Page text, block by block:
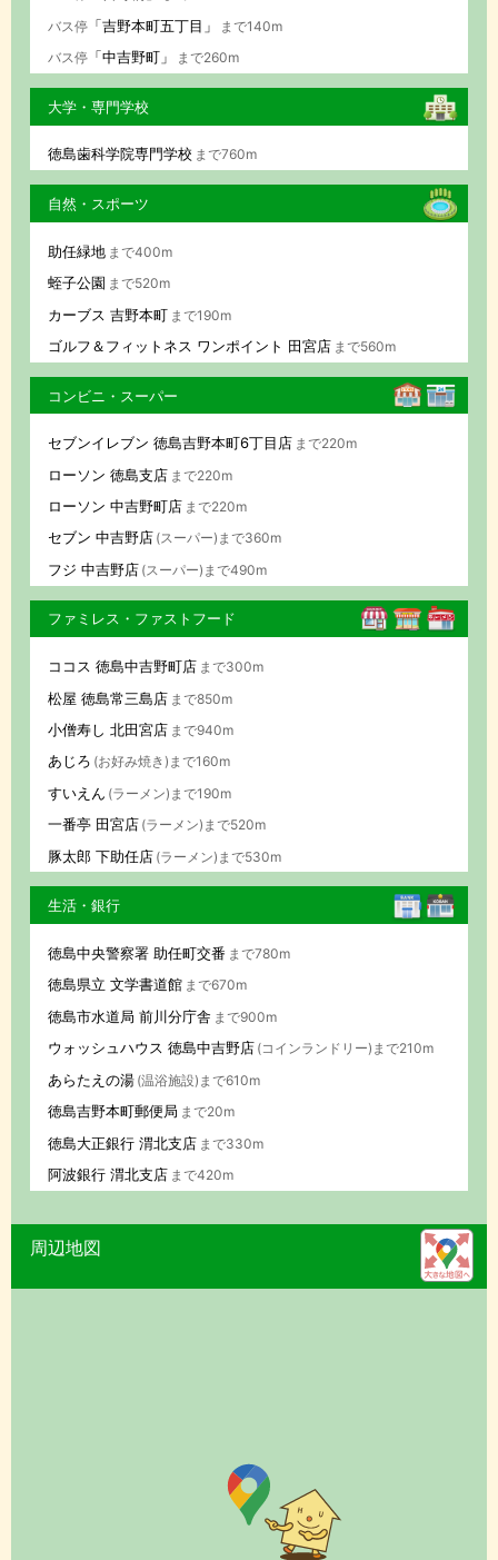
バス停「吉野本町五丁目」
まで140m
バス停「中吉野町」 まで260m
大学・専門学校
徳島歯科学院専門学校 まで760m
自然・スポーツ
助任緑地 まで400m
蛭子公園 まで520m
カーブス 吉野本町 まで190m
ゴルフ＆フィットネス ワンポイント 田宮店 まで560m
コンビニ・スーパー
セブンイレブン 徳島吉野本町6丁目店 まで220m
ローソン 徳島支店 まで220m
ローソン 中吉野町店 まで220m
セブン 中吉野店 (スーパー)まで360m
フジ 中吉野店 (スーパー)まで490m
ファミレス・ファストフード
ココス 徳島中吉野町店 まで300m
松屋 徳島常三島店 まで850m
小僧寿し 北田宮店 まで940m
あじろ (お好み焼き)まで160m
すいえん (ラーメン)まで190m
一番亭 田宮店 (ラーメン)まで520m
豚太郎 下助任店 (ラーメン)まで530m
生活・銀行
徳島中央警察署 助任町交番 まで780m
徳島県立 文学書道館 まで670m
徳島市水道局 前川分庁舎 まで900m
ウォッシュハウス 徳島中吉野店 (コインランドリー)まで210m
あらたえの湯 (温浴施設)まで610m
徳島吉野本町郵便局 まで20m
徳島大正銀行 渭北支店 まで330m
阿波銀行 渭北支店 まで420m
周辺地図